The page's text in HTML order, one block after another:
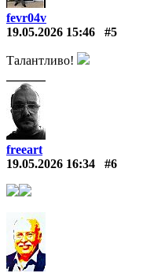
fevr04v
19.05.2026 15:46
#5
Талантливо!
freeart
19.05.2026 16:34
#6